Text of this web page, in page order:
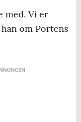
med. Vi er
om Portens